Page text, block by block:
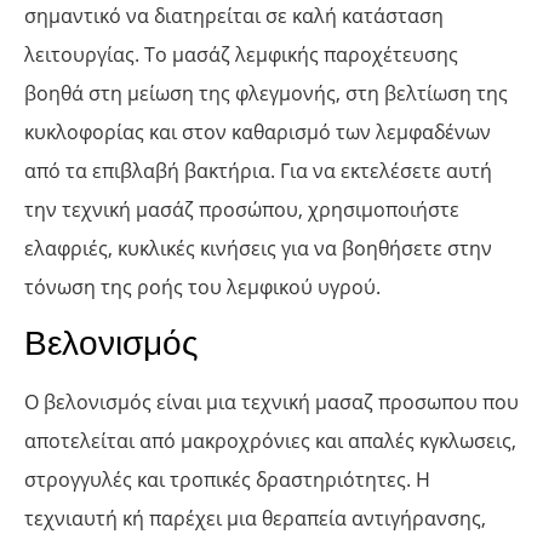
σημαντικό να διατηρείται σε καλή κατάσταση
λειτουργίας. Το μασάζ λεμφικής παροχέτευσης
βοηθά στη μείωση της φλεγμονής, στη βελτίωση της
κυκλοφορίας και στον καθαρισμό των λεμφαδένων
από τα επιβλαβή βακτήρια. Για να εκτελέσετε αυτή
την τεχνική μασάζ προσώπου, χρησιμοποιήστε
ελαφριές, κυκλικές κινήσεις για να βοηθήσετε στην
τόνωση της ροής του λεμφικού υγρού.
Βελονισμός
Ο βελονισμός είναι μια τεχνική μασαζ προσωπου που
αποτελείται από μακροχρόνιες και απαλές κγκλωσεις,
στρογγυλές και τροπικές δραστηριότητες. Η
τεχνιαυτή κή παρέχει μια θεραπεία αντιγήρανσης,